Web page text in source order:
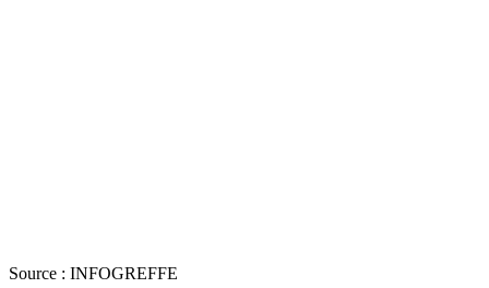
Source : INFOGREFFE